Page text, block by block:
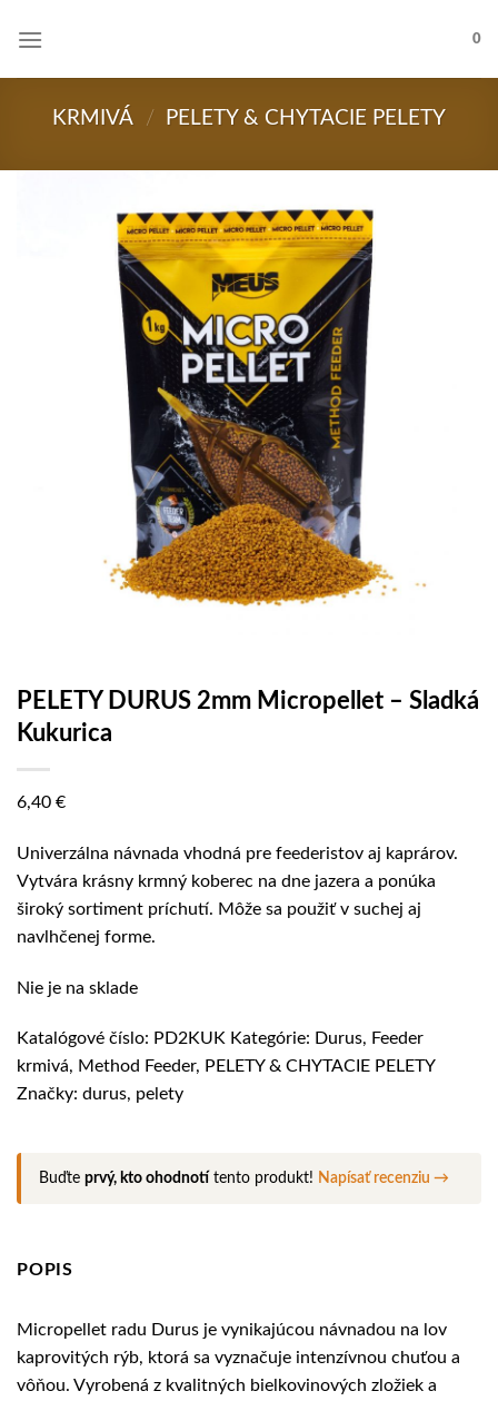
0
KRMIVÁ / PELETY & CHYTACIE PELETY
PELETY DURUS 2mm Micropellet – Sladká
Kukurica
6,40 €
Univerzálna návnada vhodná pre feederistov aj kaprárov.
Vytvára krásny krmný koberec na dne jazera a ponúka
široký sortiment príchutí. Môže sa použiť v suchej aj
navlhčenej forme.
Nie je na sklade
Katalógové číslo: PD2KUK Kategórie: Durus, Feeder
krmivá, Method Feeder, PELETY & CHYTACIE PELETY
Značky: durus, pelety
Buďte prvý, kto ohodnotí tento produkt! Napísať recenziu →
POPIS
Micropellet radu Durus je vynikajúcou návnadou na lov
kaprovitých rýb, ktorá sa vyznačuje intenzívnou chuťou a
vôňou. Vyrobená z kvalitných bielkovinových zložiek a